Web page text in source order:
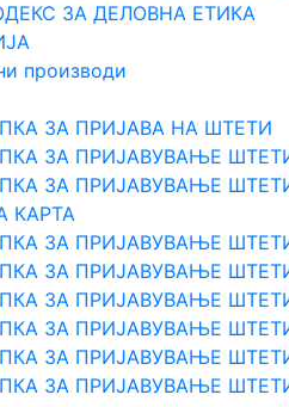
ЗА ДЕЛОВНА ЕТИКА
производи
ЗА ПРИЈАВА НА ШТЕТИ
ЗА ПРИЈАВУВАЊЕ
ЗА ПРИЈАВУВАЊЕ
КАРТА
ЗА ПРИЈАВУВАЊЕ
ЗА ПРИЈАВУВАЊЕ
ЗА ПРИЈАВУВАЊЕ
ЗА ПРИЈАВУВАЊЕ
ЗА ПРИЈАВУВАЊЕ
ЗА ПРИЈАВУВАЊЕ